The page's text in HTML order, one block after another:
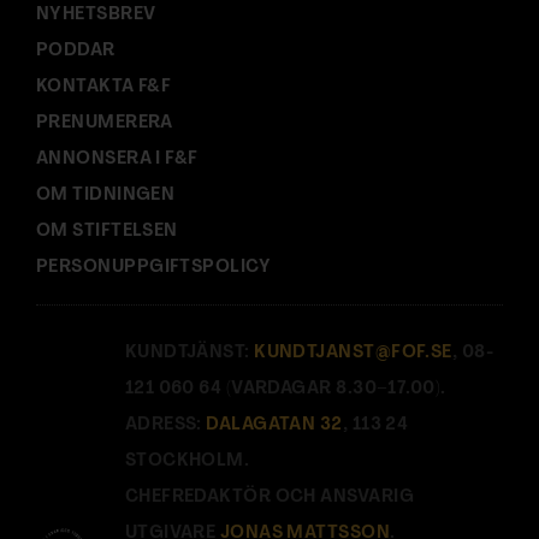
NYHETSBREV
PODDAR
KONTAKTA F&F
PRENUMERERA
ANNONSERA I F&F
OM TIDNINGEN
OM STIFTELSEN
PERSONUPPGIFTSPOLICY
KUNDTJÄNST: KUNDTJANST@FOF.SE , 08-
121 060 64 (VARDAGAR 8.30–17.00).
ADRESS: DALAGATAN 32 , 113 24
STOCKHOLM.
CHEFREDAKTÖR OCH ANSVARIG
UTGIVARE JONAS MATTSSON .